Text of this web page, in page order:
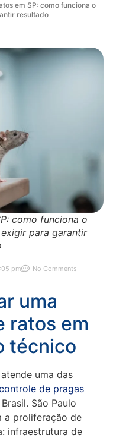
em SP: como funciona o
resultado
como funciona o
para garantir
pm No Comments
uma
ratos em
técnico
uma das
de pragas
São Paulo
a proliferação de
infraestrutura de